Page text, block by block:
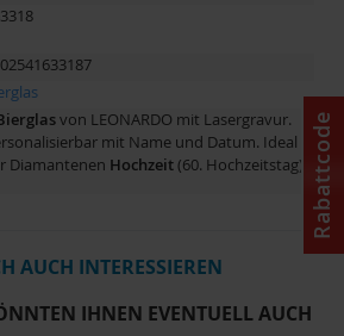
von LEONARDO mit Lasergravur.
mit Name und Datum. Ideal
Diamantenen Hochzeit(60. Hochzeitstag).
AUCH INTERESSIEREN
IHNEN EVENTUELL AUCH
Rabattcode